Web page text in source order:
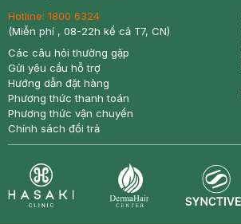
Hotline: 1800 6324
(Miễn phí , 08-22h kể cả T7, CN)
Các câu hỏi thường gặp
Gửi yêu cầu hỗ trợ
Hướng dẫn đặt hàng
Phương thức thanh toán
Phương thức vận chuyển
Chính sách đổi trả